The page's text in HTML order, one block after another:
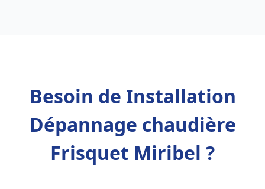
Besoin de Installation
Dépannage chaudière
Frisquet Miribel ?